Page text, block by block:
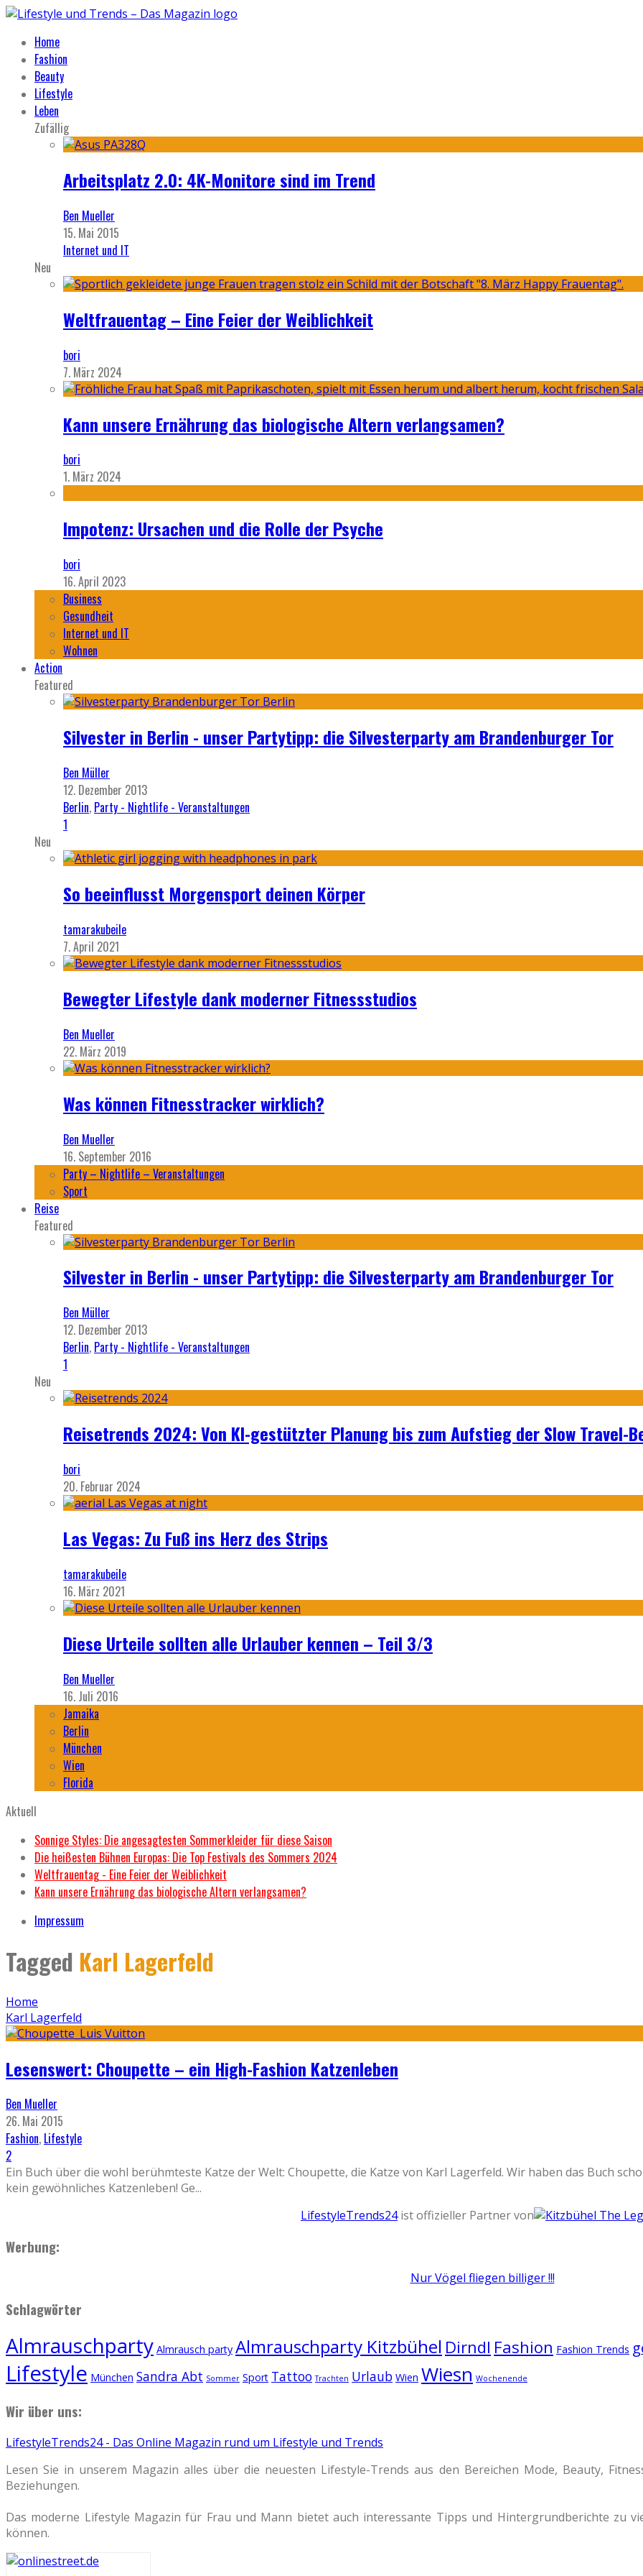
Home
Fashion
Beauty
Lifestyle
Leben
Zufällig
Arbeitsplatz 2.0: 4K-Monitore sind im Trend
Ben Mueller
15. Mai 2015
Internet und IT
Neu
Weltfrauentag – Eine Feier der Weiblichkeit
bori
7. März 2024
Kann unsere Ernährung das biologische Altern verlangsamen?
bori
1. März 2024
Impotenz: Ursachen und die Rolle der Psyche
bori
16. April 2023
Business
Gesundheit
Internet und IT
Wohnen
Action
Featured
Silvester in Berlin - unser Partytipp: die Silvesterparty am Brandenburger Tor
Ben Müller
12. Dezember 2013
Berlin, Party - Nightlife - Veranstaltungen
1
Neu
So beeinflusst Morgensport deinen Körper
tamarakubeile
7. April 2021
Bewegter Lifestyle dank moderner Fitnessstudios
Ben Mueller
22. März 2019
Was können Fitnesstracker wirklich?
Ben Mueller
16. September 2016
Party – Nightlife – Veranstaltungen
Sport
Reise
Featured
Silvester in Berlin - unser Partytipp: die Silvesterparty am Brandenburger Tor
Ben Müller
12. Dezember 2013
Berlin, Party - Nightlife - Veranstaltungen
1
Neu
Reisetrends 2024: Von KI-gestützter Planung bis zum Aufstieg der Slow Travel-
bori
20. Februar 2024
Las Vegas: Zu Fuß ins Herz des Strips
tamarakubeile
16. März 2021
Diese Urteile sollten alle Urlauber kennen – Teil 3/3
Ben Mueller
16. Juli 2016
Jamaika
Berlin
München
Wien
Florida
Aktuell
Sonnige Styles: Die angesagtesten Sommerkleider für diese Saison
Die heißesten Bühnen Europas: Die Top Festivals des Sommers 2024
Weltfrauentag - Eine Feier der Weiblichkeit
Kann unsere Ernährung das biologische Altern verlangsamen?
Impressum
Tagged Karl Lagerfeld
Home
Karl Lagerfeld
Lesenswert: Choupette – ein High-Fashion Katzenleben
Ben Mueller
26. Mai 2015
Fashion, Lifestyle
2
Ein Buch über die wohl berühmteste Katze der Welt: Choupette, die Katze von Karl Lagerfeld. Wir haben das Buch
kein gewöhnliches Katzenleben! Ge...
LifestyleTrends24ist offizieller Partner von
Werbung:
Nur Vögel fliegen billiger !!!
Schlagwörter
Almrauschparty Almrausch party Almrauschparty Kitzbühel Dirndl Fashion Fashion Trends
Lifestyle München Sandra Abt Sommer Sport Tattoo Trachten Urlaub Wien Wiesn Wochenende
Wir über uns:
LifestyleTrends24 - Das Online Magazin rund um Lifestyle und Trends
Lesen Sie in unserem Magazin alles über die neuesten Lifestyle-Trends aus den Bereichen Mode, Beauty,
Beziehungen.
Das moderne Lifestyle Magazin für Frau und Mann bietet auch interessante Tipps und Hintergrundberichte zu
können.